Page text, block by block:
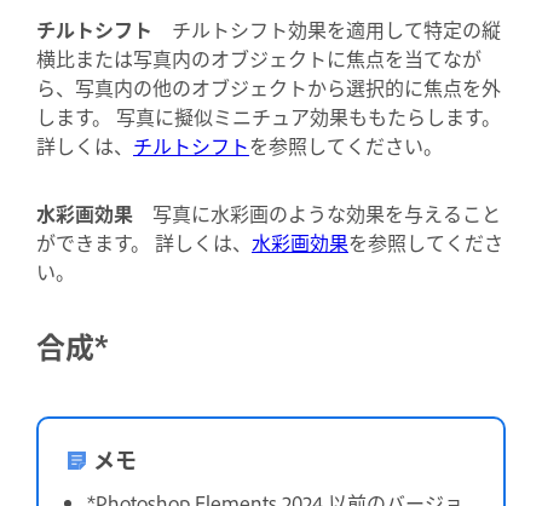
チルトシフト
チルトシフト効果を適用して特定の縦
横比または写真内のオブジェクトに焦点を当てなが
ら、写真内の他のオブジェクトから選択的に焦点を外
します。 写真に擬似ミニチュア効果ももたらします。
詳しくは、 チルトシフトを参照してください。
水彩画効果
写真に水彩画のような効果を与えること
ができます。 詳しくは、 水彩画効果を参照してくださ
い。
合成*
メモ